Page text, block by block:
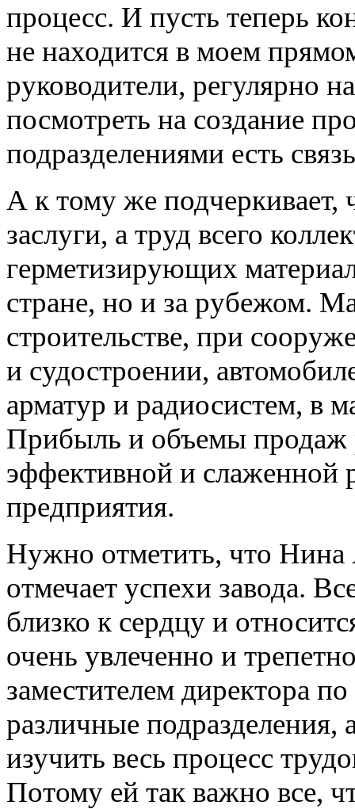
процесс. И пусть теперь
не находится в моем
руководители, регулярно
посмотреть на создание
подразделениями есть
А к тому же подчеркивает,
заслуги, а труд всего
герметизирующих
стране, но и за рубежом.
строительстве, при
и судостроении,
арматур и радиосистем, в
Прибыль и объемы продаж
эффективной и слаженной
предприятия.
Нужно отметить, что Нина
отмечает успехи завода.
близко к сердцу и
очень увлеченно и
заместителем директора
различные подразделения,
изучить весь процесс
Потому ей так важно все,